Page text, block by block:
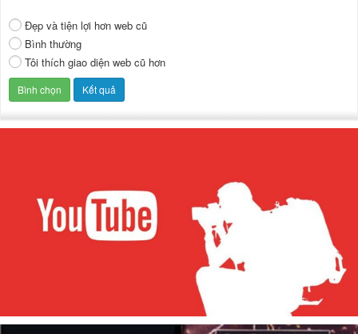
Đẹp và tiện lợi hơn web cũ
Bình thường
Tôi thích giao diện web cũ hơn